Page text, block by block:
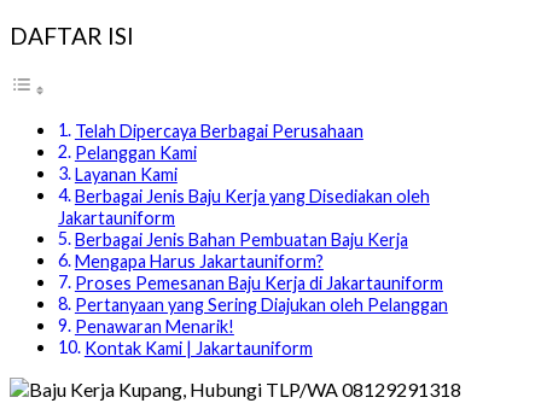
DAFTAR ISI
Telah Dipercaya Berbagai Perusahaan
Pelanggan Kami
Layanan Kami
Berbagai Jenis Baju Kerja yang Disediakan oleh
Jakartauniform
Berbagai Jenis Bahan Pembuatan Baju Kerja
Mengapa Harus Jakartauniform?
Proses Pemesanan Baju Kerja di Jakartauniform
Pertanyaan yang Sering Diajukan oleh Pelanggan
Penawaran Menarik!
Kontak Kami | Jakartauniform